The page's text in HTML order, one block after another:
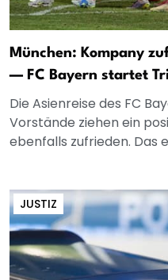
München: Kompany
— FC Bayern startet
Die Asienreise des FC
Vorstände ziehen ein
ebenfalls zufrieden. Das
JUSTIZ